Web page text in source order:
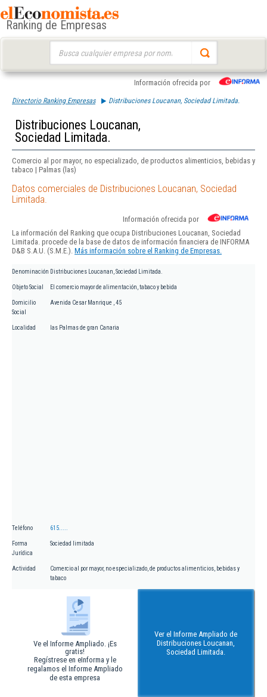
Ranking de Empresas
Información ofrecida por
Directorio Ranking Empresas Distribuciones Loucanan, Sociedad Limitada.
Distribuciones Loucanan,
Sociedad Limitada.
Comercio al por mayor, no especializado, de productos alimenticios, bebidas y
tabaco | Palmas (las)
Datos comerciales de Distribuciones Loucanan, Sociedad
Limitada.
Información ofrecida por
La información del Ranking que ocupa Distribuciones Loucanan, Sociedad
Limitada. procede de la base de datos de información financiera de INFORMA
D&B S.A.U. (S.M.E.). Más información sobre el Ranking de Empresas.
Denominación Distribuciones Loucanan, Sociedad Limitada.
Objeto Social El comercio mayor de alimentación, tabaco y bebida
Domicilio
Social
Avenida Cesar Manrique , 45
Localidad las Palmas de gran Canaria
Teléfono 615.....
Forma
Jurídica
Sociedad limitada
Actividad
Comercio al por mayor, no especializado, de productos alimenticios, bebidas y
tabaco
Ve el Informe Ampliado. ¡Es
gratis!
Regístrese en eInforma y le
regalamos el Informe Ampliado
de esta empresa
Ver el Informe Ampliado de
Distribuciones Loucanan,
Sociedad Limitada.